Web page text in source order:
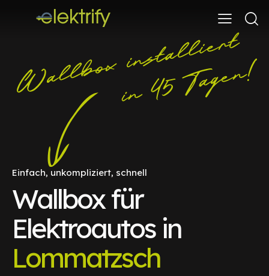
Einfach, unkompliziert, schnell
Wallbox für
Elektroautos in
Lommatzsch